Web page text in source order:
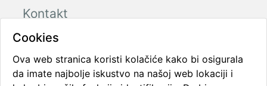
Cookies
Ova web stranica koristi kolačiće kako bi osigurala
da imate najbolje iskustvo na našoj web lokaciji i
Kontakt
Radno vreme
Ponedeljak - Petak08:00 - 16:00